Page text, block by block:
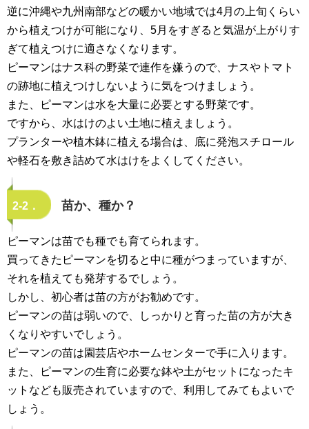
逆に沖縄や九州南部などの暖かい地域では4月の上旬くらい
から植えつけが可能になり、5月をすぎると気温が上がりす
ぎて植えつけに適さなくなります。
ピーマンはナス科の野菜で連作を嫌うので、ナスやトマト
の跡地に植えつけしないように気をつけましょう。
また、ピーマンは水を大量に必要とする野菜です。
ですから、水はけのよい土地に植えましょう。
プランターや植木鉢に植える場合は、底に発泡スチロール
や軽石を敷き詰めて水はけをよくしてください。
2-2． 苗か、種か？
ピーマンは苗でも種でも育てられます。
買ってきたピーマンを切ると中に種がつまっていますが、
それを植えても発芽するでしょう。
しかし、初心者は苗の方がお勧めです。
ピーマンの苗は弱いので、しっかりと育った苗の方が大き
くなりやすいでしょう。
ピーマンの苗は園芸店やホームセンターで手に入ります。
また、ピーマンの生育に必要な鉢や土がセットになったキ
ットなども販売されていますので、利用してみてもよいで
しょう。